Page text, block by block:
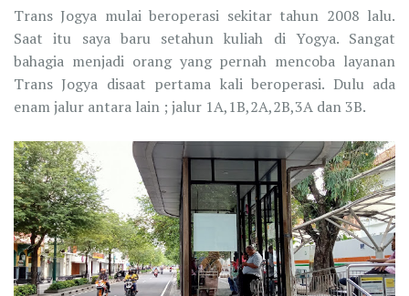
Trans Jogya mulai beroperasi sekitar tahun 2008 lalu.
Saat itu saya baru setahun kuliah di Yogya. Sangat
bahagia menjadi orang yang pernah mencoba layanan
Trans Jogya disaat pertama kali beroperasi. Dulu ada
enam jalur antara lain ; jalur 1A,1B,2A,2B,3A dan 3B.